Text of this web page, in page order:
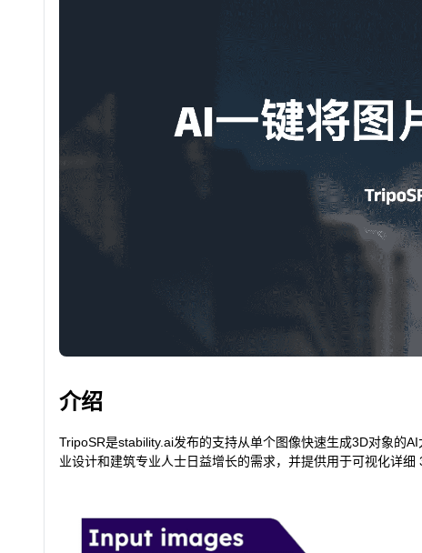
介绍
TripoSR是stability.ai发布的支持从单个图像快速生成3D对象的
业设计和建筑专业人士日益增长的需求，并提供用于可视化详细